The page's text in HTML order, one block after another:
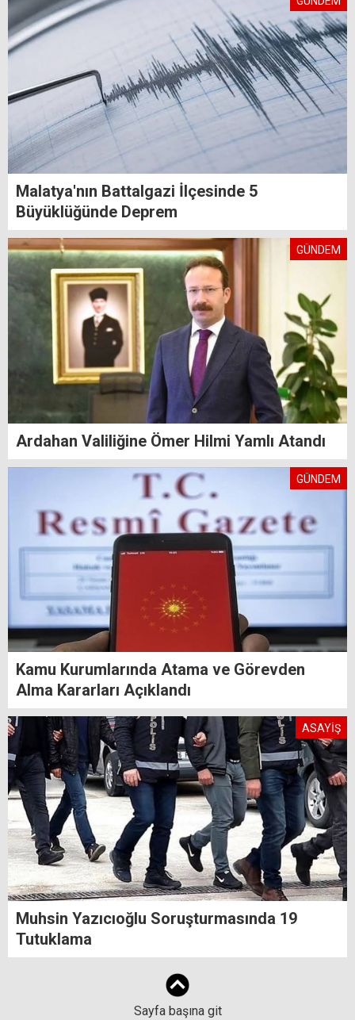
Malatya'nın Battalgazi İlçesinde 5
Büyüklüğünde Deprem
GÜNDEM
Ardahan Valiliğine Ömer Hilmi Yamlı Atandı
GÜNDEM
Kamu Kurumlarında Atama ve Görevden
Alma Kararları Açıklandı
ASAYİŞ
Muhsin Yazıcıoğlu Soruşturmasında 19
Tutuklama
Sayfa başına git